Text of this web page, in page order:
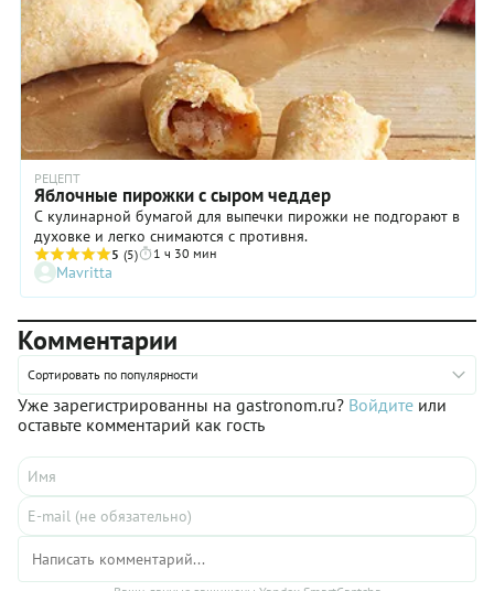
РЕЦЕПТ
Яблочные пирожки с сыром чеддер
С кулинарной бумагой для выпечки пирожки не подгорают в
духовке и легко снимаются с противня.
5 (5) 1 ч 30 мин
Mavritta
Комментарии
Сортировать по популярности
Уже зарегистрированны на gastronom.ru? Войдите или
оставьте комментарий как гость